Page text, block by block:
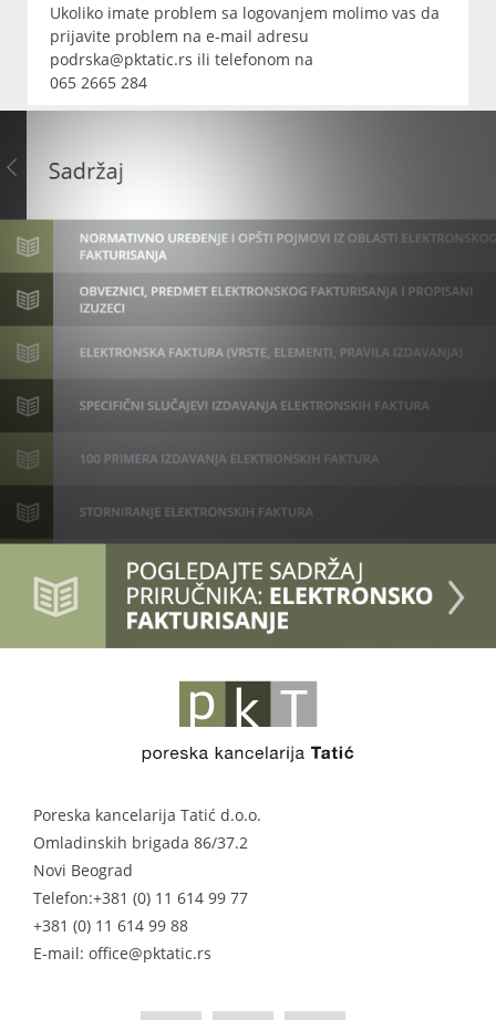
Ukoliko imate problem sa logovanjem molimo vas da
prijavite problem na e-mail adresu
podrska@pktatic.rs ili telefonom na
065 2665 284
Poreska kancelarija Tatić d.o.o.
Omladinskih brigada 86/37.2
Novi Beograd
Telefon:+381 (0) 11 614 99 77
+381 (0) 11 614 99 88
E-mail: office@pktatic.rs